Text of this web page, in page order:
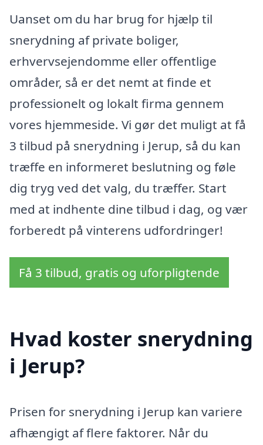
Uanset om du har brug for hjælp til
snerydning af private boliger,
erhvervsejendomme eller offentlige
områder, så er det nemt at finde et
professionelt og lokalt firma gennem
vores hjemmeside. Vi gør det muligt at få
3 tilbud på snerydning i Jerup, så du kan
træffe en informeret beslutning og føle
dig tryg ved det valg, du træffer. Start
med at indhente dine tilbud i dag, og vær
forberedt på vinterens udfordringer!
Få 3 tilbud, gratis og uforpligtende
Hvad koster snerydning
i Jerup?
Prisen for snerydning i Jerup kan variere
afhængigt af flere faktorer. Når du